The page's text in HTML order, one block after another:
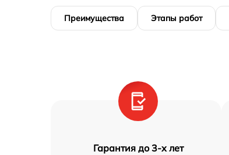
Преимущества Этапы работ
Гарантия до 3-х лет